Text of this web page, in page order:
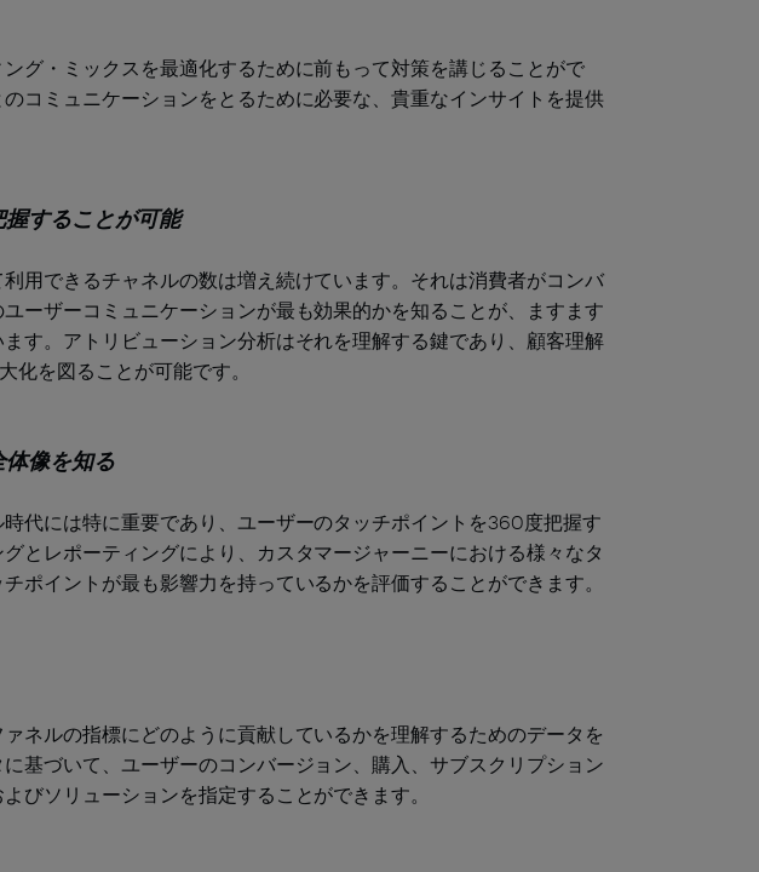
グ・ミックスを最適化するために前もって対策を講じることがで
コミュニケーションをとるために必要な、貴重なインサイトを提供
することが可能
用できるチャネルの数は増え続けています。それは消費者がコンバ
ーザーコミュニケーションが最も効果的かを知ることが、ますます
す。アトリビューション分析はそれを理解する鍵であり、顧客理解
化を図ることが可能です。
体像を知る​
代には特に重要であり、ユーザーのタッチポイントを360度把握す
とレポーティングにより、カスタマージャーニーにおける様々なタ
ポイントが最も影響力を持っているかを評価することができます。
ネルの指標にどのように貢献しているかを理解するためのデータを
基づいて、ユーザーのコンバージョン、購入、サブスクリプション
びソリューションを指定することができます。